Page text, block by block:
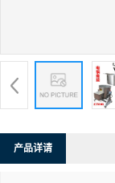
产品详请